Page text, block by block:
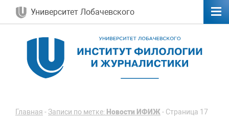
Университет Лобачевского
Главная -Записи по метке: Новости ИФИЖ- Страница 17